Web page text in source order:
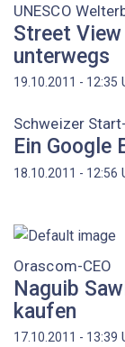
UNESCO
Street
unterwegs
19.10.2011 - 12:35
Schweizer
Ein Google
18.10.2011 - 12:56
Orascom-CEO
Naguib
kaufen
17.10.2011 - 13:39